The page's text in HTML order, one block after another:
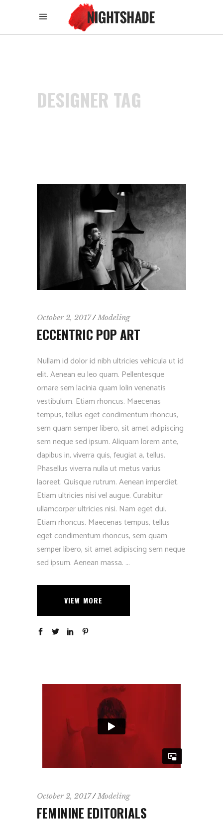
DESIGNER TAG
October 2, 2017 Modeling
ECCENTRIC POP ART
Nullam id dolor id nibh ultricies vehicula ut id
elit. Aenean eu leo quam. Pellentesque
ornare sem lacinia quam lolin venenatis
vestibulum. Etiam rhoncus. Maecenas
tempus, tellus eget condimentum rhoncus,
sem quam semper libero, sit amet adipiscing
sem neque sed ipsum. Aliquam lorem ante,
dapibus in, viverra quis, feugiat a, tellus.
Phasellus viverra nulla ut metus varius
laoreet. Quisque rutrum. Aenean imperdiet.
Etiam ultricies nisi vel augue. Curabitur
ullamcorper ultricies nisi. Nam eget dui.
Etiam rhoncus. Maecenas tempus, tellus
eget condimentum rhoncus, sem quam
semper libero, sit amet adipiscing sem neque
sed ipsum. Aenean massa.
VIEW MORE
October 2, 2017 Modeling
FEMININE EDITORIALS